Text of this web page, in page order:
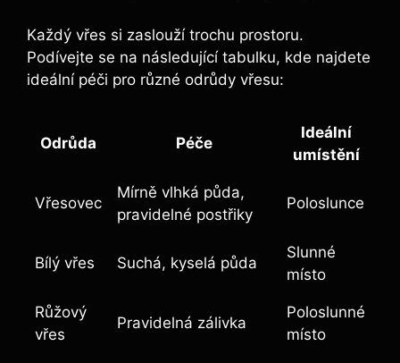
Každý vřes si zaslouží trochu prostoru.
Podívejte se na následující tabulku, kde najdete
ideální péči pro různé odrůdy vřesu:
Odrůda Péče
Ideální
umístění
Vřesovec
Mírně vlhká půda,
pravidelné postřiky
Poloslunce
Bílý vřes Suchá, kyselá půda
Slunné
místo
Růžový
vřes
Pravidelná zálivka
Poloslunné
místo